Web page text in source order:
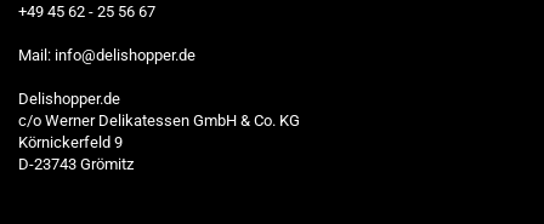
+49 45 62 - 25 56 67
Mail: info@delishopper.de
Delishopper.de
c/o Werner Delikatessen GmbH & Co. KG
Körnickerfeld 9
D-23743 Grömitz